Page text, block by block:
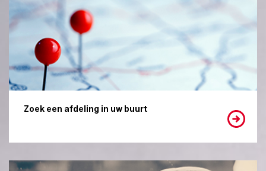
Zoek een afdeling in uw buurt